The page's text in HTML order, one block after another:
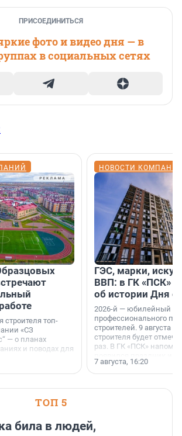
ПРИСОЕДИНИТЬСЯ
фото и видео дня — в
в социальных сетях
строителя топ-
«СЗ
— о планах
и поводах для
НОВОСТИ
ГЭС, марки,
ВВП: в ГК «ПСК»
об истории Дня
2026-й — юбилейный
профессионального
строителей. 9 августа
строителя будет
раз. В ГК «ПСК»
поменялась роль
7 августа, 16:20
ТОП 5
била в людей,